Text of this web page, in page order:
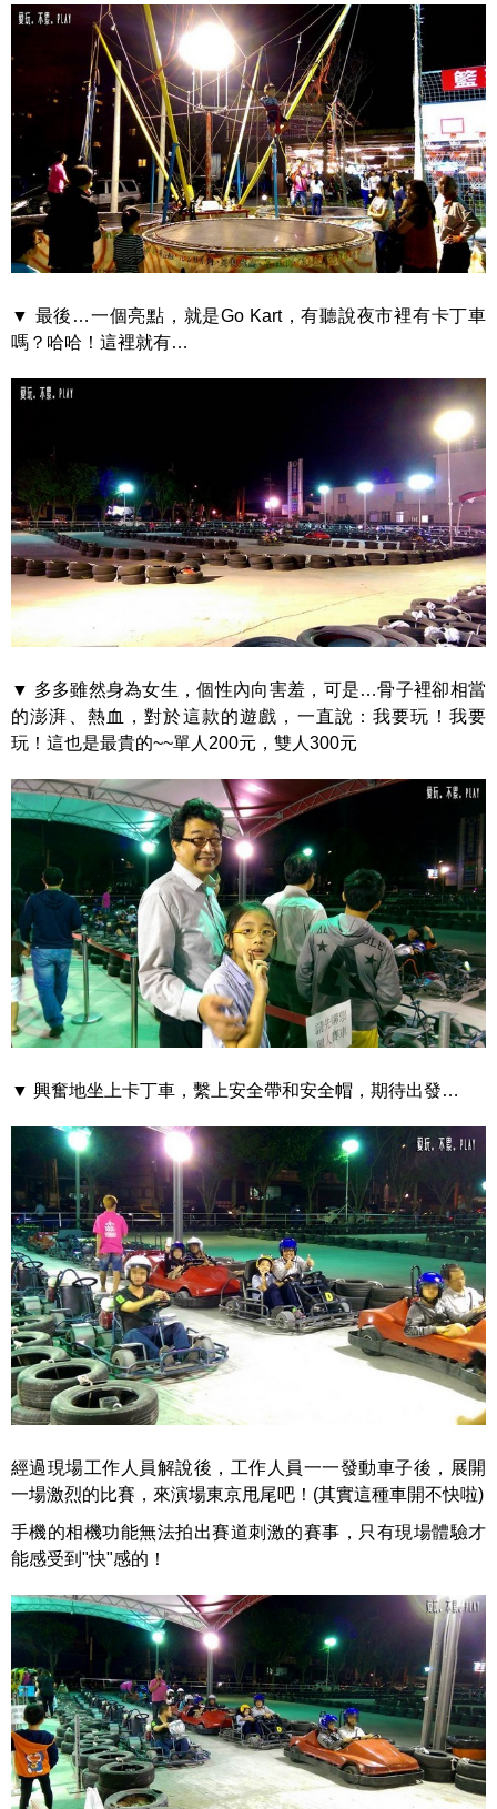
▼ 最後…一個亮點，就是Go Kart，有聽說夜市裡有卡丁車
嗎？哈哈！這裡就有…
▼ 多多雖然身為女生，個性內向害羞，可是…骨子裡卻相當
的澎湃、熱血，對於這款的遊戲，一直說：我要玩！我要
玩！這也是最貴的~~單人200元，雙人300元
▼ 興奮地坐上卡丁車，繫上安全帶和安全帽，期待出發…
經過現場工作人員解說後，工作人員一一發動車子後，展開
一場激烈的比賽，來演場東京甩尾吧！(其實這種車開不快啦)
手機的相機功能無法拍出賽道刺激的賽事，只有現場體驗才
能感受到"快"感的！